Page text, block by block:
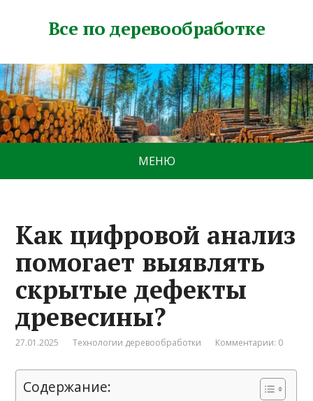
Все по деревообработке
МЕНЮ
Как цифровой анализ
помогает выявлять
скрытые дефекты
древесины?
27.01.2025 Технологии деревообработки Комментарии: 0
Содержание: